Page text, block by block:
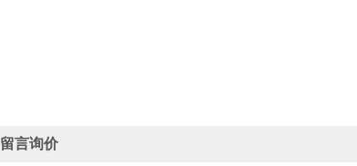
留言询价